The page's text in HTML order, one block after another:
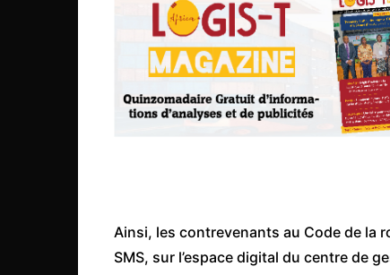
Mali
Maroc
Nigeria
Ainsi, les contrevenants au Code de
SMS, sur l’espace digital du centre de